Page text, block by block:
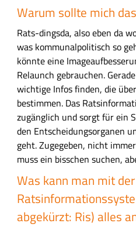
m
e
n
f
a
s
s
u
n
g
H
u
p
t
-
I
n
h
a
l
t
s
e
l
Warum sollte mich
Rats-dingsda, also eben da
was kommunalpolitisch so
könnte eine
Relaunch gebrauchen.
wichtige Infos finden, die
bestimmen. Das
zugänglich und sorgt für ein
den Entscheidungsorganen
geht. Zugegeben, nicht
muss ein bisschen suchen,
Was kann man mit der
abgekürzt: Ris) alles